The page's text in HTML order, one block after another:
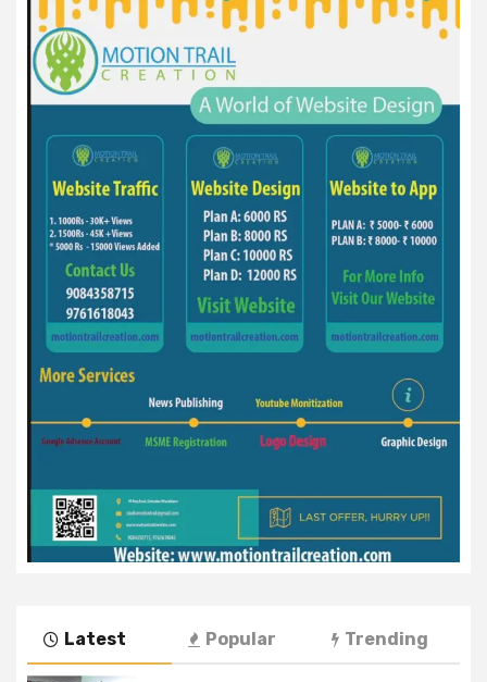
Latest Popular Trending